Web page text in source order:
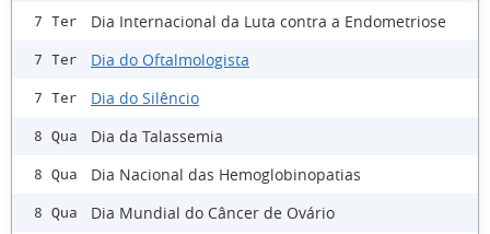
7 Ter Dia Internacional da Luta contra a Endometriose
7 Ter Dia do Oftalmologista
7 Ter Dia do Silêncio
8 Qua Dia da Talassemia
8 Qua Dia Nacional das Hemoglobinopatias
8 Qua Dia Mundial do Câncer de Ovário